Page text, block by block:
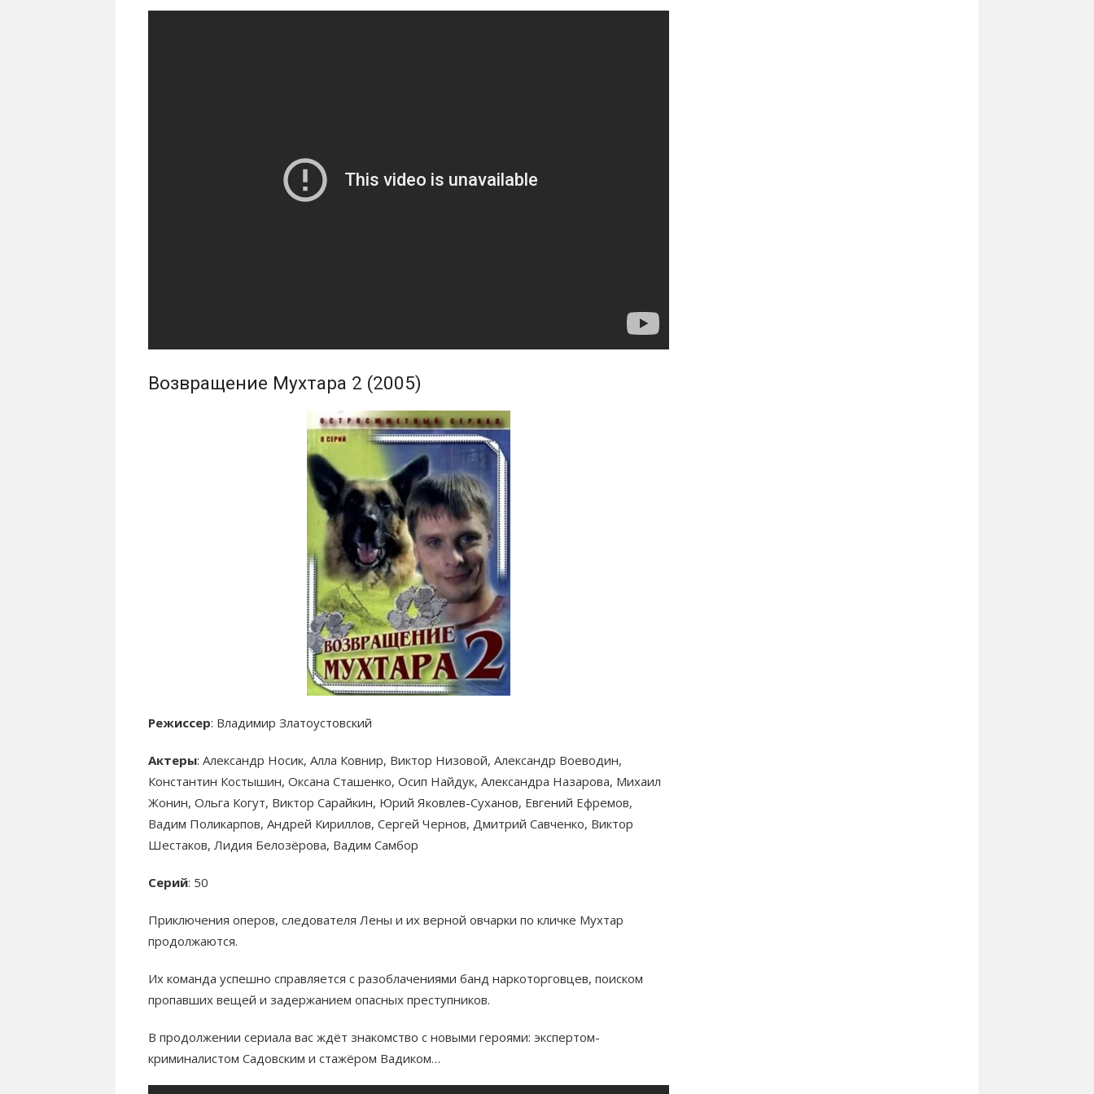
Возвращение Мухтара 2 (2005)
Режиссер: Владимир Златоустовский
Актеры: Александр Носик, Алла Ковнир, Виктор Низовой, Александр Воеводин,
Константин Костышин, Оксана Сташенко, Осип Найдук, Александра Назарова, Михаил
Жонин, Ольга Когут, Виктор Сарайкин, Юрий Яковлев-Суханов, Евгений Ефремов,
Вадим Поликарпов, Андрей Кириллов, Сергей Чернов, Дмитрий Савченко, Виктор
Шестаков, Лидия Белозёрова, Вадим Самбор
Серий: 50
Приключения оперов, следователя Лены и их верной овчарки по кличке Мухтар
продолжаются.
Их команда успешно справляется с разоблачениями банд наркоторговцев, поиском
пропавших вещей и задержанием опасных преступников.
В продолжении сериала вас ждёт знакомство с новыми героями: экспертом-
криминалистом Садовским и стажёром Вадиком…